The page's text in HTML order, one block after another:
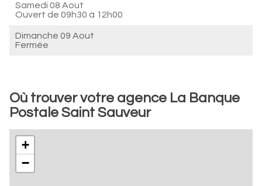
Samedi 08 Aout
Ouvert de 09h30 à 12h00
Dimanche 09 Aout
Fermée
Où trouver votre agence La Banque
Postale Saint Sauveur
+
−